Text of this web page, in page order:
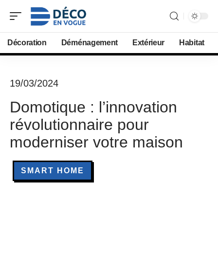
Décoration Déménagement Extérieur Habitat
19/03/2024
Domotique : l’innovation
révolutionnaire pour
moderniser votre maison
SMART HOME